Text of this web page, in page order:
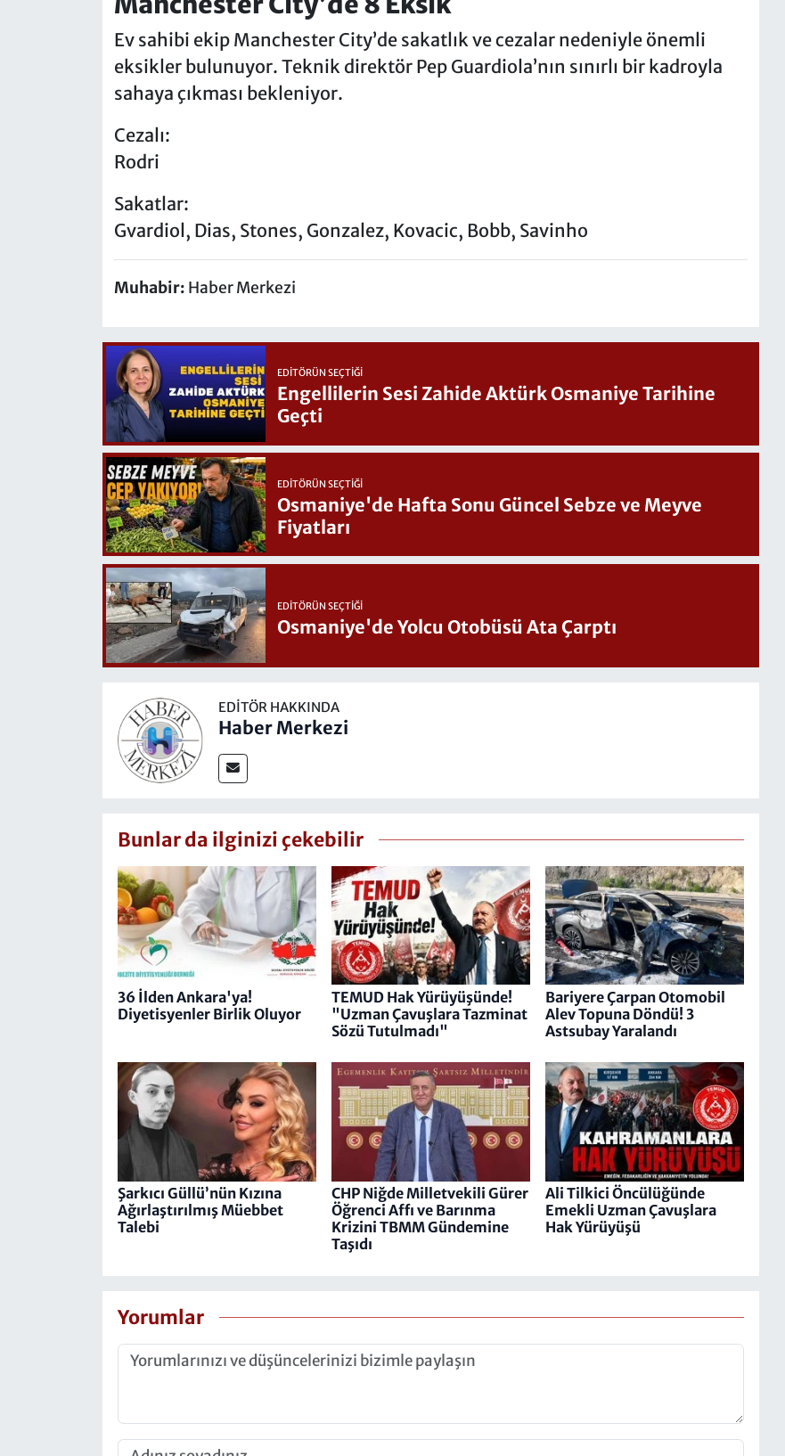
Ev sahibi ekip Manchester City’de sakatlık ve cezalar nedeniyle önemli
eksikler bulunuyor. Teknik direktör Pep Guardiola’nın sınırlı bir kadroyla
sahaya çıkması bekleniyor.
Cezalı:
Rodri
Sakatlar:
Gvardiol, Dias, Stones, Gonzalez, Kovacic, Bobb, Savinho
Muhabir: Haber Merkezi
EDITÖRÜN SEÇTIĞI
Engellilerin Sesi Zahide Aktürk Osmaniye Tarihine
Geçti
EDITÖRÜN SEÇTIĞI
Osmaniye'de Hafta Sonu Güncel Sebze ve Meyve
Fiyatları
EDITÖRÜN SEÇTIĞI
Osmaniye'de Yolcu Otobüsü Ata Çarptı
EDITÖR HAKKINDA
Haber Merkezi
Bunlar da ilginizi çekebilir
36 İlden Ankara'ya!
Diyetisyenler Birlik Oluyor
TEMUD Hak Yürüyüşünde!
"Uzman Çavuşlara Tazminat
Sözü Tutulmadı"
Bariyere Çarpan Otomobil
Alev Topuna Döndü! 3
Astsubay Yaralandı
Şarkıcı Güllü’nün Kızına
Ağırlaştırılmış Müebbet
Talebi
CHP Niğde Milletvekili Gürer
Öğrenci Affı ve Barınma
Krizini TBMM Gündemine
Taşıdı
Ali Tilkici Öncülüğünde
Emekli Uzman Çavuşlara
Hak Yürüyüşü
Yorumlar